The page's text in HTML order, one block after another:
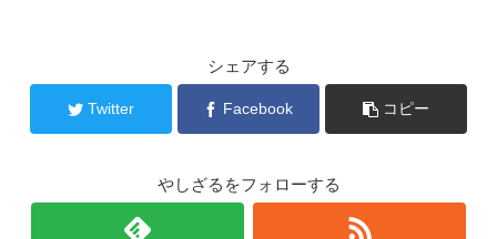
シェアする
Twitter Facebook コピー
やしざるをフォローする